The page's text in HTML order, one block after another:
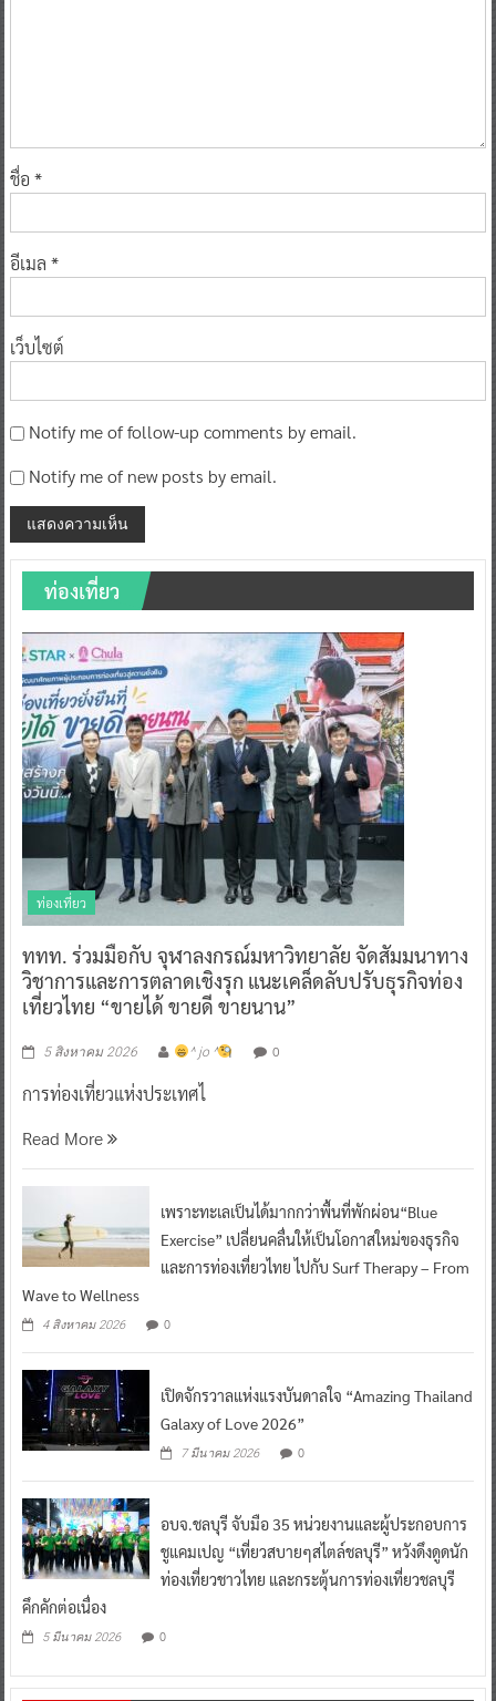
ชื่อ *
อีเมล *
เว็บไซต์
Notify me of follow-up comments by email.
Notify me of new posts by email.
ท่องเที่ยว
ท่องเที่ยว
ททท. ร่วมมือกับ จุฬาลงกรณ์มหาวิทยาลัย จัดสัมมนาทาง
วิชาการและการตลาดเชิงรุก แนะเคล็ดลับปรับธุรกิจท่อง
เที่ยวไทย “ขายได้ ขายดี ขายนาน”
5 สิงหาคม 2026 ^ jo ^ 0
การท่องเที่ยวแห่งประเทศไ
Read More
เพราะทะเลเป็นได้มากกว่าพื้นที่พักผ่อน“Blue
Exercise” เปลี่ยนคลื่นให้เป็นโอกาสใหม่ของธุรกิจ
และการท่องเที่ยวไทย ไปกับ Surf Therapy – From
Wave to Wellness
4 สิงหาคม 2026 0
เปิดจักรวาลแห่งแรงบันดาลใจ “Amazing Thailand
Galaxy of Love 2026”
7 มีนาคม 2026 0
อบจ.ชลบุรี จับมือ 35 หน่วยงานและผู้ประกอบการ
ชูแคมเปญ “เที่ยวสบายๆสไตล์ชลบุรี” หวังดึงดูดนัก
ท่องเที่ยวชาวไทย และกระตุ้นการท่องเที่ยวชลบุรี
คึกคักต่อเนื่อง
5 มีนาคม 2026 0